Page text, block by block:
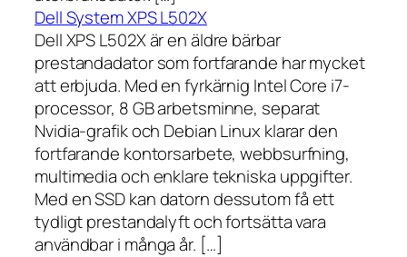
Dell System XPS L502X
Dell XPS L502X är en äldre bärbar
prestandadator som fortfarande har mycket
att erbjuda. Med en fyrkärnig Intel Core i7-
processor, 8 GB arbetsminne, separat
Nvidia-grafik och Debian Linux klarar den
fortfarande kontorsarbete, webbsurfning,
multimedia och enklare tekniska uppgifter.
Med en SSD kan datorn dessutom få ett
tydligt prestandalyft och fortsätta vara
användbar i många år. […]